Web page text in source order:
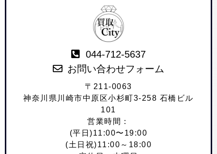
044-712-5637
お問い合わせフォーム
〒211-0063
神奈川県川崎市中原区小杉町3-258 石橋ビル
101
営業時間：
(平日)11:00〜19:00
(土日祝)11:00～18:00